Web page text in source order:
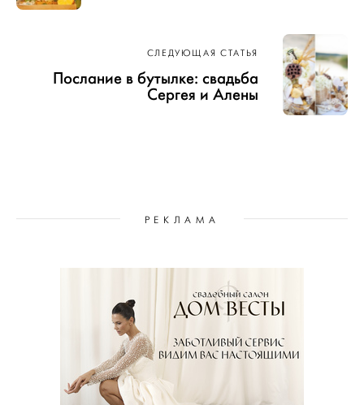
СЛЕДУЮЩАЯ СТАТЬЯ
Послание в бутылке: свадьба
Сергея и Алены
РЕКЛАМА